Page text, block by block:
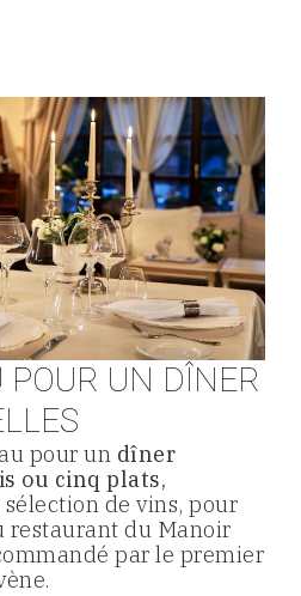
POUR UN DÎNER
pour un dîner
ou cinq plats,
sélection de vins, pour
restaurant du Manoir
par le premier